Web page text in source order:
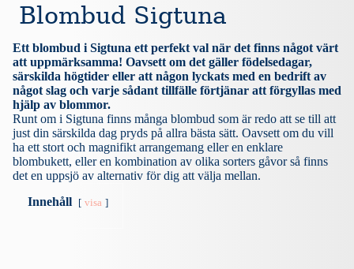
n
t
Blombud Sigtuna
Ett blombud i Sigtuna ett perfekt val när det finns något värt
att uppmärksamma! Oavsett om det gäller födelsedagar,
särskilda högtider eller att någon lyckats med en bedrift av
något slag och varje sådant tillfälle förtjänar att förgyllas med
hjälp av blommor.
Runt om i Sigtuna finns många blombud som är redo att se till att
just din särskilda dag pryds på allra bästa sätt. Oavsett om du vill
ha ett stort och magnifikt arrangemang eller en enklare
blombukett, eller en kombination av olika sorters gåvor så finns
det en uppsjö av alternativ för dig att välja mellan.
Innehåll
visa